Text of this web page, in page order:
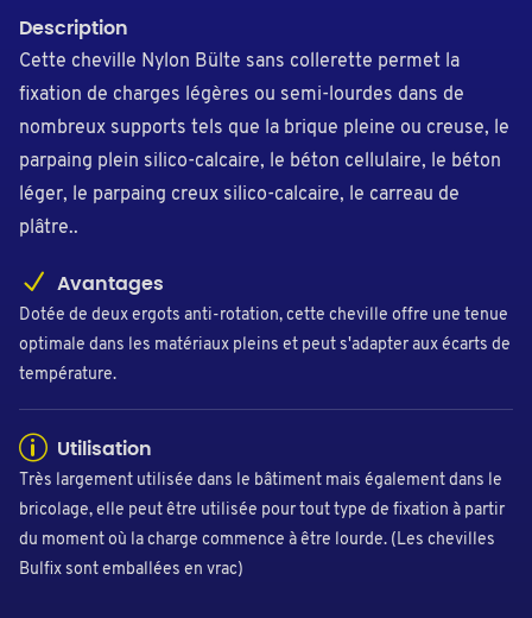
Description
Cette cheville Nylon Bülte sans collerette permet la
fixation de charges légères ou semi-lourdes dans de
nombreux supports tels que la brique pleine ou creuse, le
parpaing plein silico-calcaire, le béton cellulaire, le béton
léger, le parpaing creux silico-calcaire, le carreau de
plâtre..
Avantages
Dotée de deux ergots anti-rotation, cette cheville offre une tenue
optimale dans les matériaux pleins et peut s'adapter aux écarts de
température.
Utilisation
Très largement utilisée dans le bâtiment mais également dans le
bricolage, elle peut être utilisée pour tout type de fixation à partir
du moment où la charge commence à être lourde. (Les chevilles
Bulfix sont emballées en vrac)